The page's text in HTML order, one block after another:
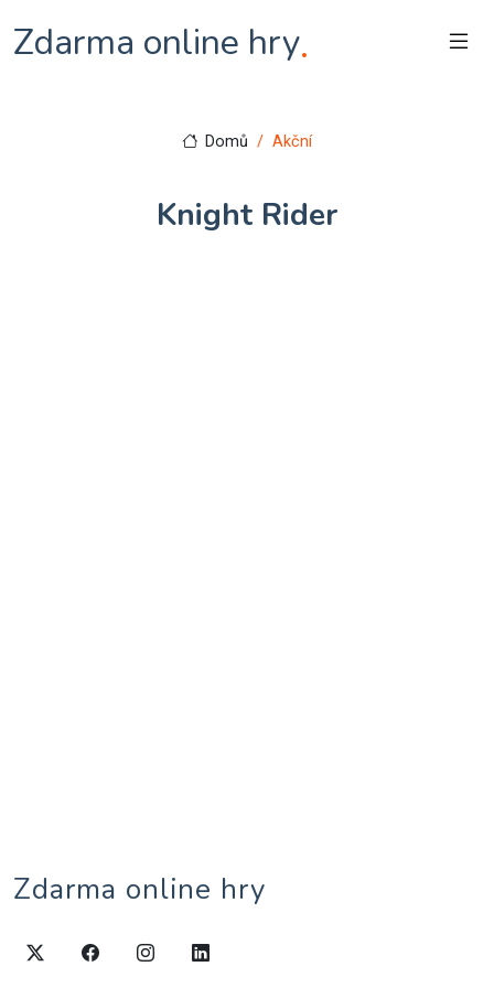
Zdarma online hry.
Domů Akční
Knight Rider
Zdarma online hry